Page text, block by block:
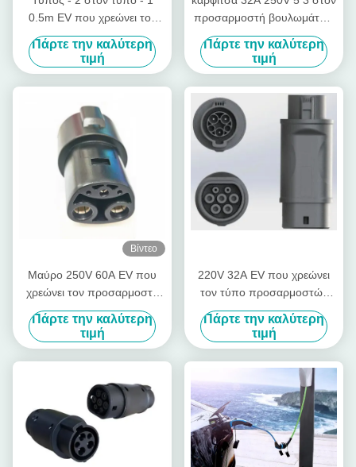
0.5m EV που χρεώνει τον
προσαρμοστή TUV IP55
καλωδίων αδιάβροχος
βαθμός
Πάρτε την καλύτερη
τιμή
προσαρμοστή βουλωμάτων
IEC 60309 προσαρμοστών
καρφιτσών για την κόκκινη
Κεντρική και Ανατολική
Ευρώπη στην μπλε Κεντρική
και Ανατολική Ευρώπη
Πάρτε την καλύτερη
τιμή
Βίντεο
Μαύρο 250V 60A EV που
χρεώνει τον προσαρμοστή
τέσλα προσαρμοστών
καλωδίων για το φορτιστή
της EV
Πάρτε την καλύτερη
τιμή
220V 32A EV που χρεώνει
τον τύπο προσαρμοστών
καλωδίων - 2 στον τύπο - 1
προσαρμοστής της EV
Πάρτε την καλύτερη
τιμή